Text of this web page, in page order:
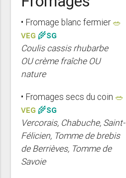
• Fromage blanc fermier🥗
VEG 🌾SG
Coulis cassis rhubarbe
OU crème fraîche OU
nature
• Fromages secs du coin 🥗
VEG 🌾SG
Vercorais, Chabuche, Saint-
Félicien, Tomme de brebis
de Berrièves, Tomme de
Savoie